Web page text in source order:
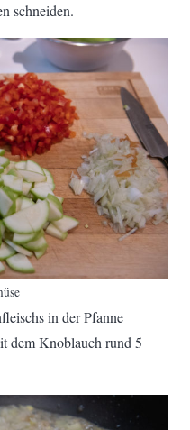
schneiden.
in der Pfanne
dem Knoblauch rund 5